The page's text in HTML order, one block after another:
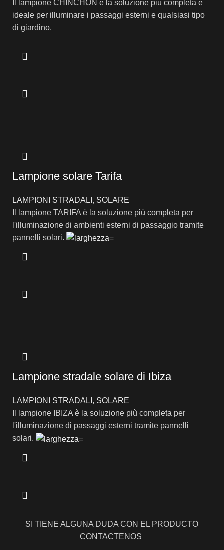
Il lampione CHINCHÓN è la soluzione più completa e
ideale per illuminare i passaggi esterni e qualsiasi tipo
di giardino.
Lampione solare Tarifa
LAMPIONI STRADALI , SOLARE
Il lampione TARIFA è la soluzione più completa per
l'illuminazione di ambienti esterni di passaggio tramite
pannelli solari.
Lampione stradale solare di Ibiza
LAMPIONI STRADALI , SOLARE
Il lampione IBIZA è la soluzione più completa per
l'illuminazione di passaggi esterni tramite pannelli
solari.
SI TIENE ALGUNA DUDA CON EL PRODUCTO
CONTACTENOS